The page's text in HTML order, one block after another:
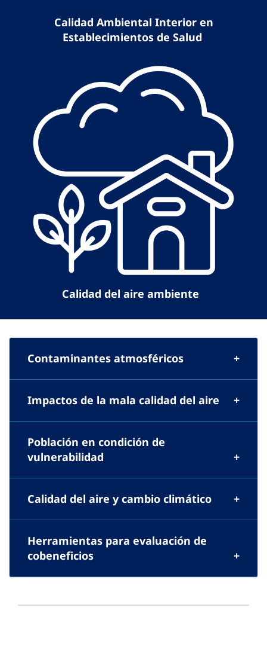
Calidad Ambiental Interior en
Establecimientos de Salud
Calidad del aire ambiente
Contaminantes atmosféricos
Impactos de la mala calidad del aire
Población en condición de
vulnerabilidad
Calidad del aire y cambio climático
Herramientas para evaluación de
cobeneficios